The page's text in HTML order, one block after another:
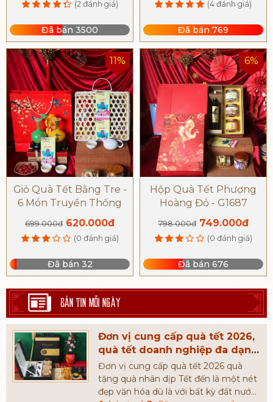
(2 đánh giá)
Đã bán 3500
(4 đánh giá)
Đã bán 769
11%
Giỏ Quà Tết Bằng Tre -
6 Món Truyền Thống
699.000đ 620.000đ
(0 đánh giá)
Đã bán 32
6%
Hộp Quà Tết Phượng
Hoàng Đỏ - G1687
798.000đ 749.000đ
(0 đánh giá)
Đã bán 676
BẢN TIN MỖI NGÀY
Đơn vị cung cấp quà tết 2026,
quà tết doanh nghiệp đa dạng
mẫu mã và giá thành
Đơn vị cung cấp quà tết 2026 quà
tặng quà nhân dịp Tết đến là một nét
đẹp văn hóa dù là với bất kỳ đất nước